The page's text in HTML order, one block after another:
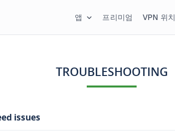
앱 프리미엄 VPN 위치
TROUBLESHOOTING
issues